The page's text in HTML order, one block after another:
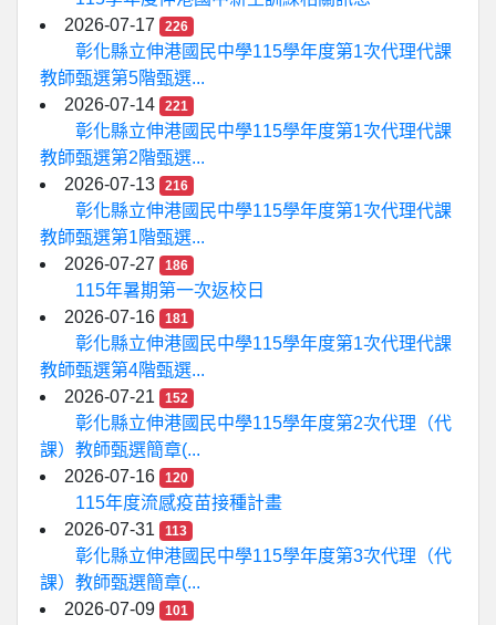
2026-07-17
226
彰化縣立伸港國民中學115學年度第1次代理代課
教師甄選第5階甄選...
2026-07-14
221
彰化縣立伸港國民中學115學年度第1次代理代課
教師甄選第2階甄選...
2026-07-13
216
彰化縣立伸港國民中學115學年度第1次代理代課
教師甄選第1階甄選...
2026-07-27
186
115年暑期第一次返校日
2026-07-16
181
彰化縣立伸港國民中學115學年度第1次代理代課
教師甄選第4階甄選...
2026-07-21
152
彰化縣立伸港國民中學115學年度第2次代理（代
課）教師甄選簡章(...
2026-07-16
120
115年度流感疫苗接種計畫
2026-07-31
113
彰化縣立伸港國民中學115學年度第3次代理（代
課）教師甄選簡章(...
2026-07-09
101